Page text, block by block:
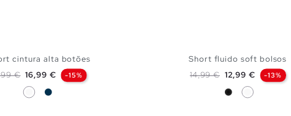
ADICIONAR NO TEU CESTO
cintura alta botões
normal
€ Preço
16,99 € -15%
BrancoAzul Marinho ADICIONAR NO TEU CESTO
Short fluido soft bolsos
Preço normal
14,99 € Preço
12,99 € -13%
PretoBranco